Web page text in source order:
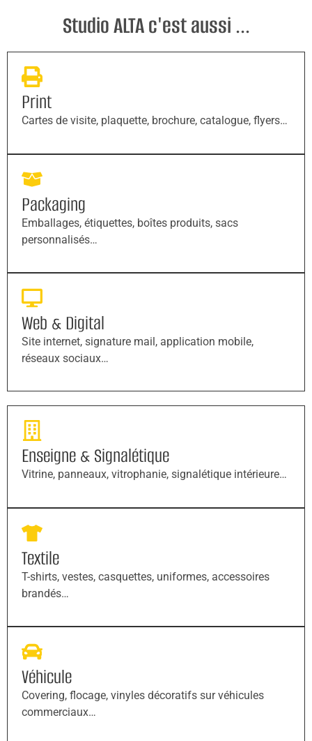
Studio ALTA c'est aussi ...
Print
Cartes de visite, plaquette, brochure, catalogue, flyers…
Packaging
Emballages, étiquettes, boîtes produits, sacs
personnalisés…
Web & Digital
Site internet, signature mail, application mobile,
réseaux sociaux…
Enseigne & Signalétique
Vitrine, panneaux, vitrophanie, signalétique intérieure…
Textile
T-shirts, vestes, casquettes, uniformes, accessoires
brandés…
Véhicule
Covering, flocage, vinyles décoratifs sur véhicules
commerciaux…